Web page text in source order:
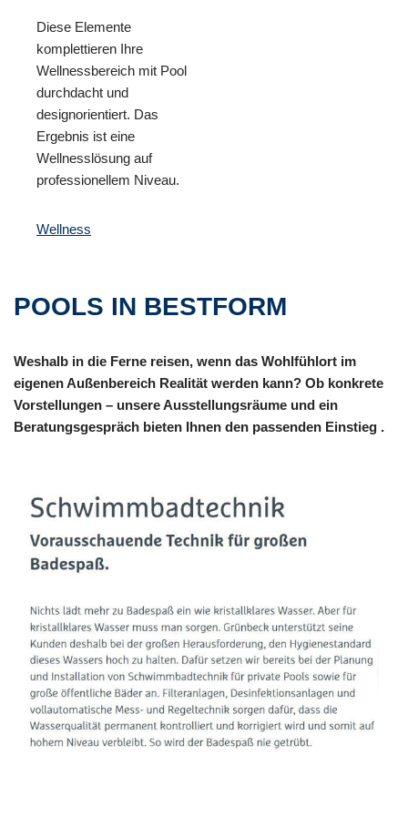
Diese Elemente
komplettieren Ihre
Wellnessbereich mit Pool
durchdacht und
designorientiert. Das
Ergebnis ist eine
Wellnesslösung auf
professionellem Niveau.
Wellness
POOLS IN BESTFORM
Weshalb in die Ferne reisen, wenn das Wohlfühlort im
eigenen Außenbereich Realität werden kann? Ob konkrete
Vorstellungen – unsere Ausstellungsräume und ein
Beratungsgespräch bieten Ihnen den passenden Einstieg .